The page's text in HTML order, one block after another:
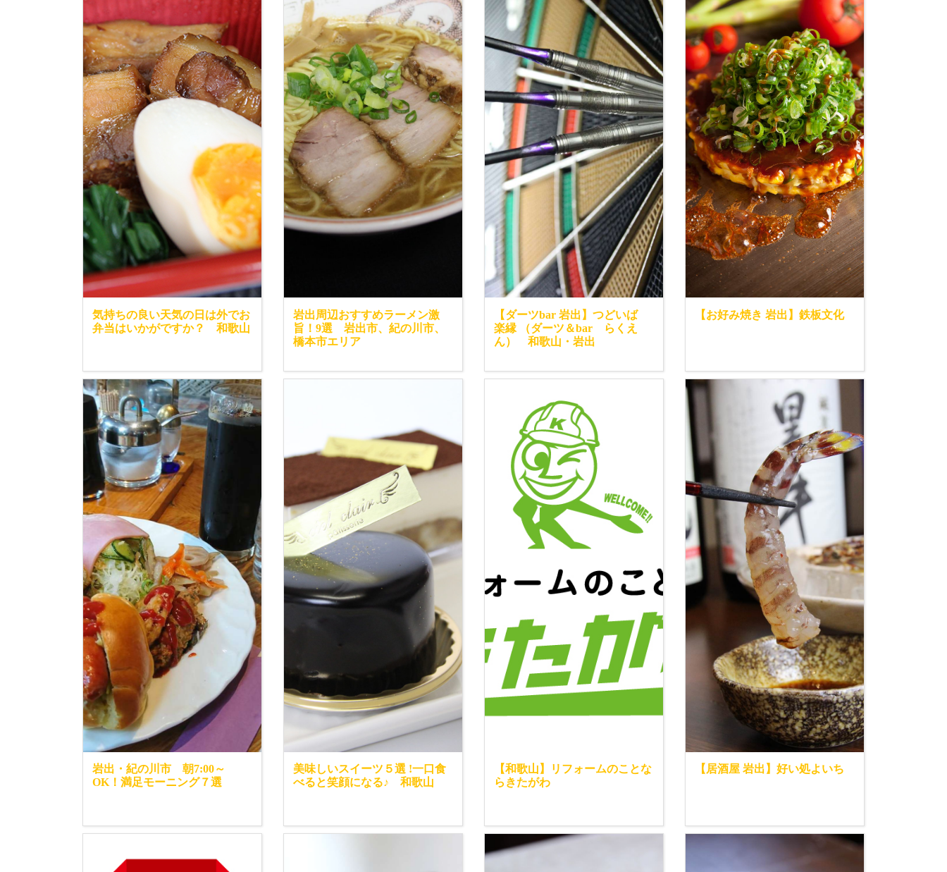
気持ちの良い天気の日は外でお
弁当はいかがですか？ 和歌山
岩出周辺おすすめラーメン激
旨！9選 岩出市、紀の川市、
橋本市エリア
岩出・紀の川市 朝7:00～
OK！満足モーニング７選
美味しいスイーツ５選 !一口食
べると笑顔になる♪ 和歌山
【ダーツbar 岩出】つどいば
楽縁 （ダーツ＆bar らくえ
ん） 和歌山・岩出
【お好み焼き 岩出】鉄板文化
【和歌山】リフォームのことな
らきたがわ
【居酒屋 岩出】好い処よいち